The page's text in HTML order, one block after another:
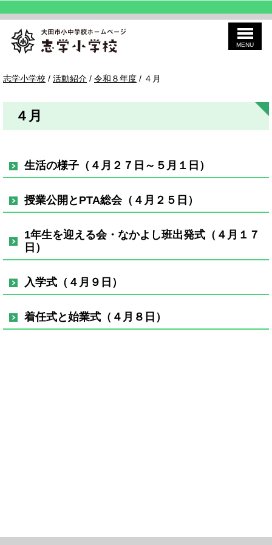
学
MENU
現
の
志学小学校 / 活動紹介 / 令和８年度 / ４月
４月
生活の様子（４月２７日～５月１日）
授業公開とPTA総会（４月２５日）
1年生を迎える会・なかよし班出発式（４月１７
日）
入学式（４月９日）
着任式と始業式（４月８日）